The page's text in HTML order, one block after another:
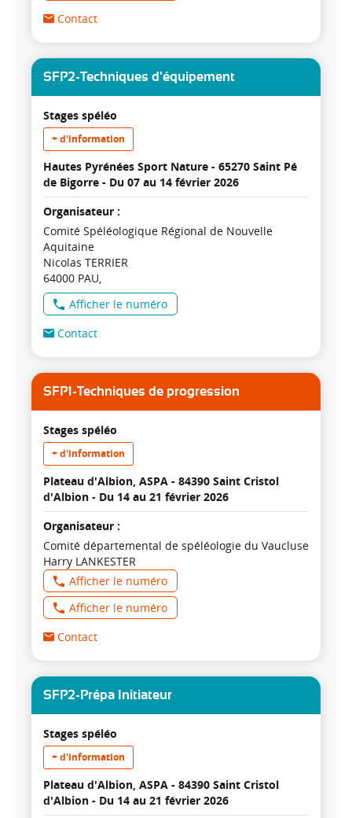
Contact
SFP2-Techniques d'équipement
Stages spéléo
+ d'information
Hautes Pyrénées Sport Nature - 65270 Saint Pé
de Bigorre - Du 07 au 14 février 2026
Organisateur :
Comité Spéléologique Régional de Nouvelle
Aquitaine
Nicolas TERRIER
64000 PAU
Afficher le numéro
Contact
SFP1-Techniques de progression
Stages spéléo
+ d'information
Plateau d'Albion, ASPA - 84390 Saint Cristol
d'Albion - Du 14 au 21 février 2026
Organisateur :
Comité départemental de spéléologie du Vaucluse
Harry LANKESTER
Afficher le numéro
Afficher le numéro
Contact
SFP2-Prépa Initiateur
Stages spéléo
+ d'information
Plateau d'Albion, ASPA - 84390 Saint Cristol
d'Albion - Du 14 au 21 février 2026